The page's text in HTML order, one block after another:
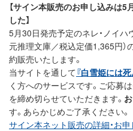
【サイン本販売のお申し込みは
した】
5月30日発売予定のネレ・ノイハ
元推理文庫／税込定価1,365円）
約販売いたします。
当サイトを通して『白雪姫には
く方へのサービスです。ご応募
を締め切らせていただきます。
す。あらかじめご了承ください。
サイン本ネット販売の詳細・お